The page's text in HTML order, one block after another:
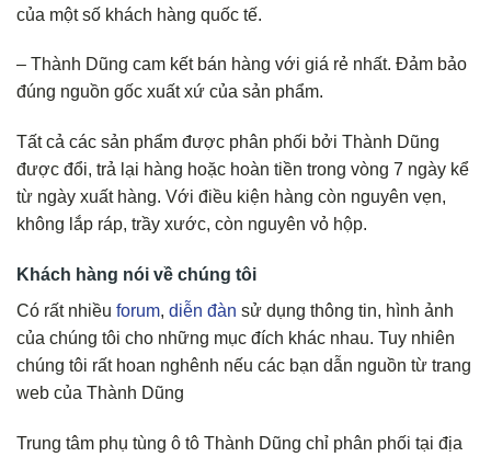
của một số khách hàng quốc tế.
– Thành Dũng cam kết bán hàng với giá rẻ nhất. Đảm bảo
đúng nguồn gốc xuất xứ của sản phẩm.
Tất cả các sản phẩm được phân phối bởi Thành Dũng
được đổi, trả lại hàng hoặc hoàn tiền trong vòng 7 ngày kể
từ ngày xuất hàng. Với điều kiện hàng còn nguyên vẹn,
không lắp ráp, trầy xước, còn nguyên vỏ hộp.
Khách hàng nói về chúng tôi
Có rất nhiều forum, diễn đàn sử dụng thông tin, hình ảnh
của chúng tôi cho những mục đích khác nhau. Tuy nhiên
chúng tôi rất hoan nghênh nếu các bạn dẫn nguồn từ trang
web của Thành Dũng
Trung tâm phụ tùng ô tô Thành Dũng chỉ phân phối tại địa